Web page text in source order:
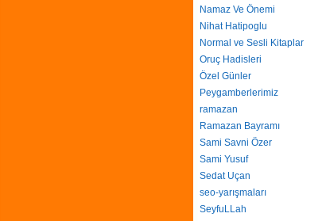
Namaz Ve Önemi
Nihat Hatipoglu
Normal ve Sesli Kitaplar
Oruç Hadisleri
Özel Günler
Peygamberlerimiz
ramazan
Ramazan Bayramı
Sami Savni Özer
Sami Yusuf
Sedat Uçan
seo-yarışmaları
SeyfuLLah